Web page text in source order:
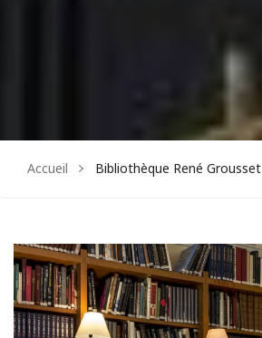
Accueil Bibliothèque René Grousset